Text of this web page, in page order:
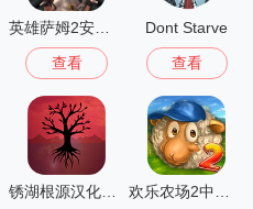
查看
Dont Starve
查看